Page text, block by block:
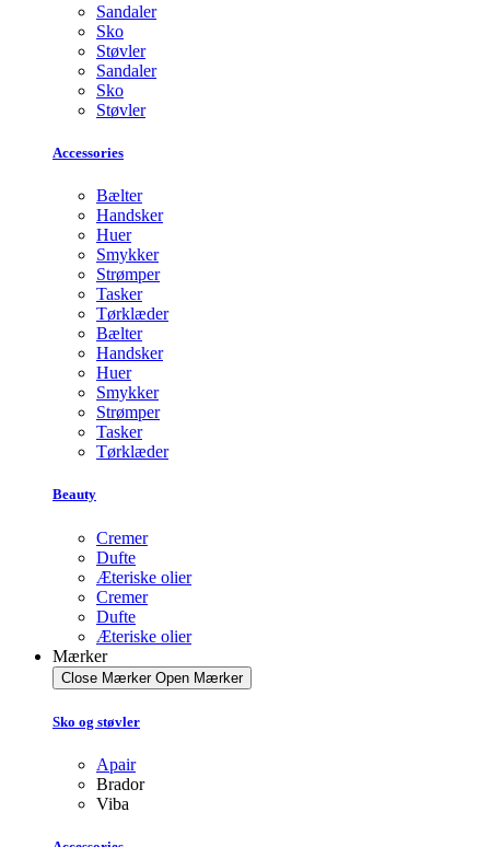
Sandaler
Sko
Støvler
Sandaler
Sko
Støvler
Accessories
Bælter
Handsker
Huer
Smykker
Strømper
Tasker
Tørklæder
Bælter
Handsker
Huer
Smykker
Strømper
Tasker
Tørklæder
Beauty
Cremer
Dufte
Æteriske olier
Cremer
Dufte
Æteriske olier
Mærker
Close Mærker Open Mærker
Sko og støvler
Apair
Brador
Viba